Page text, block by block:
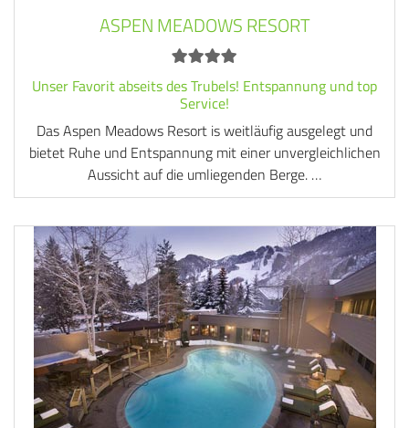
ASPEN MEADOWS RESORT
Unser Favorit abseits des Trubels! Entspannung und top
Service!
Das Aspen Meadows Resort is weitläufig ausgelegt und
bietet Ruhe und Entspannung mit einer unvergleichlichen
Aussicht auf die umliegenden Berge. …